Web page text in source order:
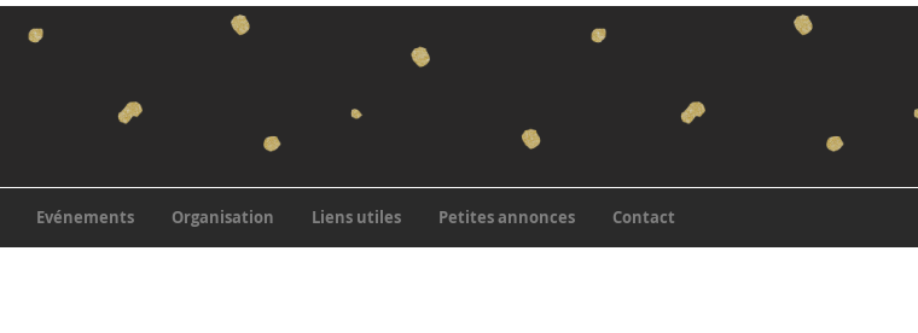
Evénements Organisation Liens utiles Petites annonces Contact